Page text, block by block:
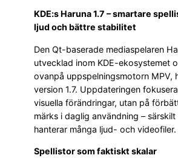
KDE:s Haruna 1.7 – smartare
ljud och bättre stabilitet
Den Qt-baserade mediaspelaren
utvecklad inom KDE-ekosystemet
ovanpå uppspelningsmotorn MPV,
version 1.7. Uppdateringen
visuella förändringar, utan på
märks i daglig användning –
hanterar många ljud- och videofiler.
Spellistor som faktiskt skalar